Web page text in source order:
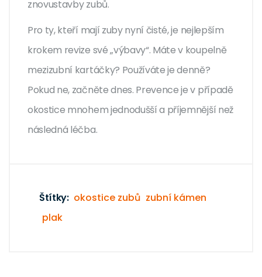
znovustavby zubů.
Pro ty, kteří mají zuby nyní čisté, je nejlepším
krokem revize své „výbavy“. Máte v koupelně
mezizubní kartáčky? Používáte je denně?
Pokud ne, začněte dnes. Prevence je v případě
okostice mnohem jednodušší a příjemnější než
následná léčba.
Štítky: okostice zubů zubní kámen
plak